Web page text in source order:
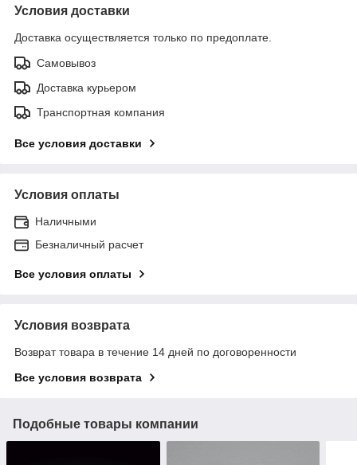
Условия доставки
Доставка осуществляется только по предоплате.
Самовывоз
Доставка курьером
Транспортная компания
Все условия доставки
Условия оплаты
Наличными
Безналичный расчет
Все условия оплаты
Условия возврата
Возврат товара в течение 14 дней по договоренности
Все условия возврата
Подобные товары компании